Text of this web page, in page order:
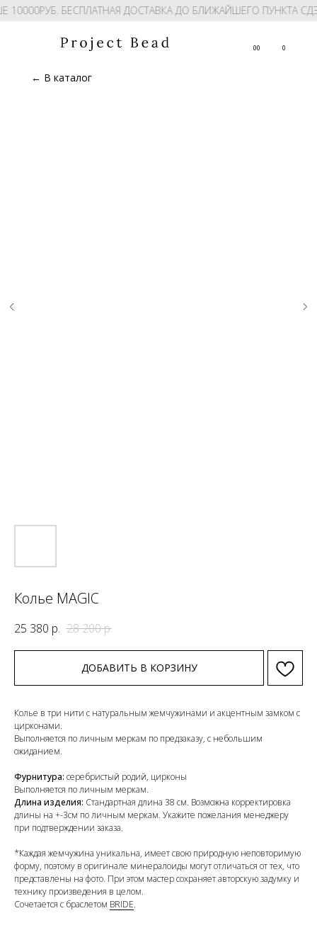
БЕСПЛАТНАЯ ДОСТАВКА ДО БЛИЖАЙШЕГО ПУНКТА
0
00
← В каталог
Колье MAGIC
25 380 р. 28 200р.
ДОБАВИТЬ В КОРЗИНУ
Колье в три нити с натуральным жемчужинами и акцентным замком с
цирконами.
Выполняется по личным меркам по предзаказу, с небольшим
ожиданием.
Фурнитура: серебристый родий, цирконы
Выполняется по личным меркам.
Длина изделия: Стандартная длина 38 см. Возможна корректировка
длины на +-3см по личным меркам. Укажите пожелания менеджеру
при подтверждении заказа.
*Каждая жемчужина уникальна, имеет свою природную неповторимую
форму, поэтому в оригинале минералоиды могут отличаться от тех, что
представлены на фото. При этом мастер сохраняет авторскую задумку и
технику произведения в целом.
Сочетается с браслетом BRIDE.